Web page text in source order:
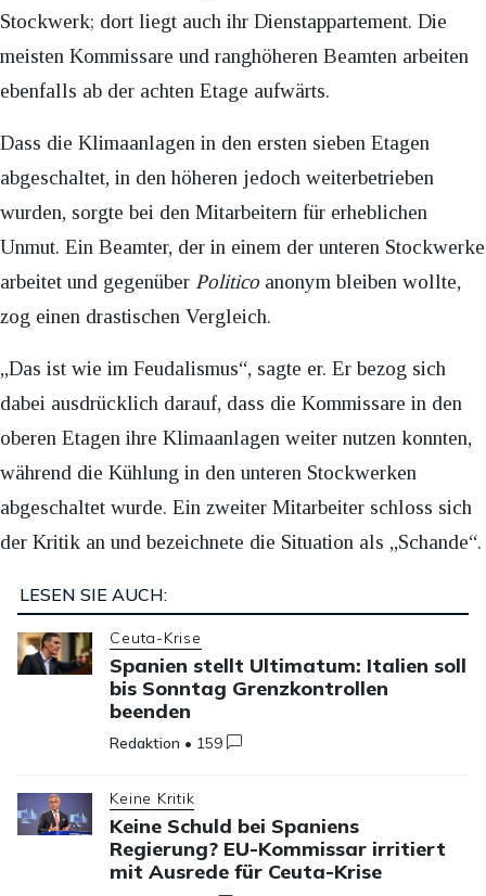
Stockwerk; dort liegt auch ihr Dienstappartement. Die
meisten Kommissare und ranghöheren Beamten arbeiten
ebenfalls ab der achten Etage aufwärts.
Dass die Klimaanlagen in den ersten sieben Etagen
abgeschaltet, in den höheren jedoch weiterbetrieben
wurden, sorgte bei den Mitarbeitern für erheblichen
Unmut. Ein Beamter, der in einem der unteren Stockwerke
arbeitet und gegenüber Politico anonym bleiben wollte,
zog einen drastischen Vergleich.
„Das ist wie im Feudalismus“, sagte er. Er bezog sich
dabei ausdrücklich darauf, dass die Kommissare in den
oberen Etagen ihre Klimaanlagen weiter nutzen konnten,
während die Kühlung in den unteren Stockwerken
abgeschaltet wurde. Ein zweiter Mitarbeiter schloss sich
der Kritik an und bezeichnete die Situation als „Schande“.
LESEN SIE AUCH:
Ceuta-Krise
Spanien stellt Ultimatum: Italien soll
bis Sonntag Grenzkontrollen
beenden
Redaktion • 159
Keine Kritik
Keine Schuld bei Spaniens
Regierung? EU-Kommissar irritiert
mit Ausrede für Ceuta-Krise